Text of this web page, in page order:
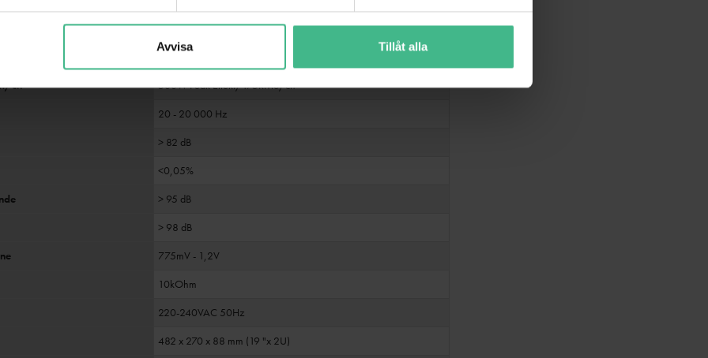
Avvisa Tillåt alla
ch
500W Peak Effekt/175RMS/ch
20 - 20 000 Hz
> 82 dB
<0,05%
> 95 dB
> 98 dB
775mV - 1,2V
10kOhm
220-240VAC 50Hz
482 x 270 x 88 mm (19 "x 2U)